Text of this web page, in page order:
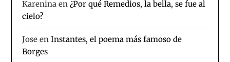
Karenina en¿Por qué Remedios, la bella, se fue al
cielo?
Jose enInstantes, el poema más famoso de
Borges